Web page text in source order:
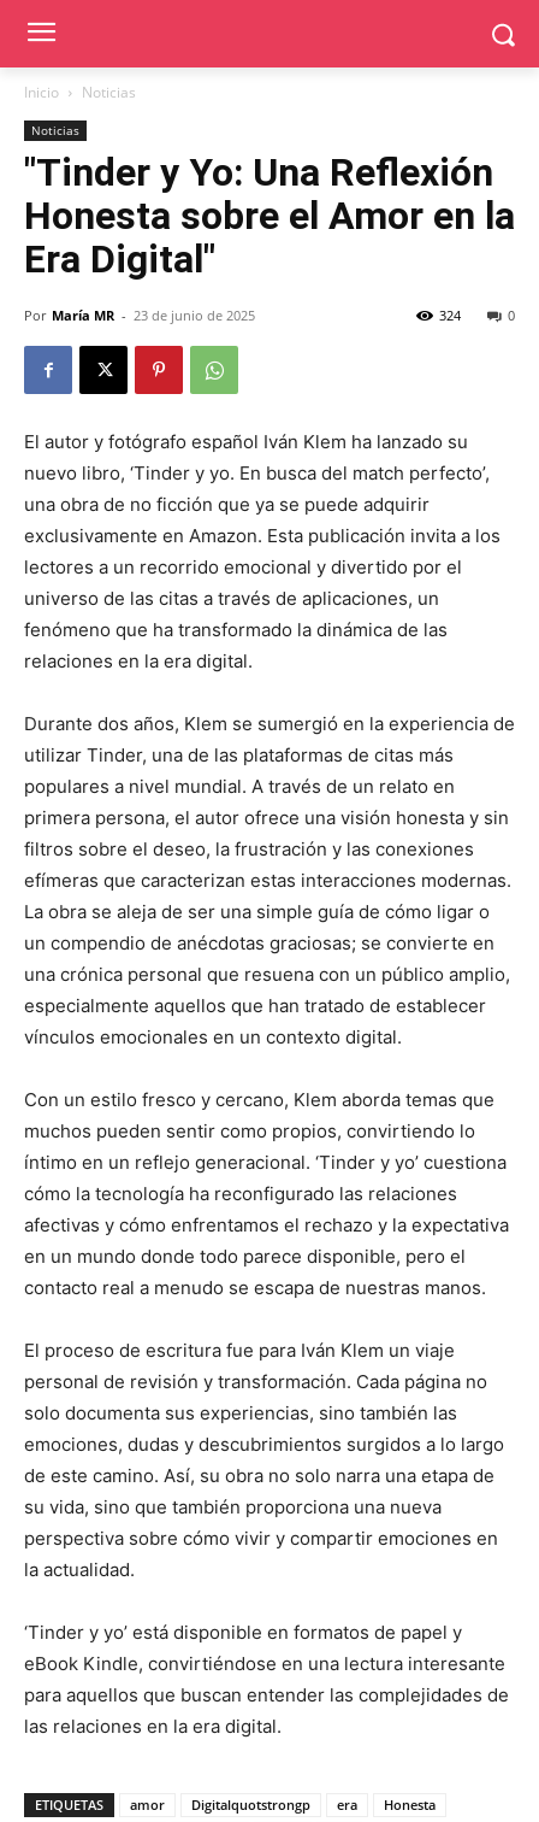
Inicio Noticias
Noticias
"Tinder y Yo: Una Reflexión
Honesta sobre el Amor en la
Era Digital"
Por María MR - 23 de junio de 2025 0
324
El autor y fotógrafo español Iván Klem ha lanzado su
nuevo libro, ‘Tinder y yo. En busca del match perfecto’,
una obra de no ficción que ya se puede adquirir
exclusivamente en Amazon. Esta publicación invita a los
lectores a un recorrido emocional y divertido por el
universo de las citas a través de aplicaciones, un
fenómeno que ha transformado la dinámica de las
relaciones en la era digital.
Durante dos años, Klem se sumergió en la experiencia de
utilizar Tinder, una de las plataformas de citas más
populares a nivel mundial. A través de un relato en
primera persona, el autor ofrece una visión honesta y sin
filtros sobre el deseo, la frustración y las conexiones
efímeras que caracterizan estas interacciones modernas.
La obra se aleja de ser una simple guía de cómo ligar o
un compendio de anécdotas graciosas; se convierte en
una crónica personal que resuena con un público amplio,
especialmente aquellos que han tratado de establecer
vínculos emocionales en un contexto digital.
Con un estilo fresco y cercano, Klem aborda temas que
muchos pueden sentir como propios, convirtiendo lo
íntimo en un reflejo generacional. ‘Tinder y yo’ cuestiona
cómo la tecnología ha reconfigurado las relaciones
afectivas y cómo enfrentamos el rechazo y la expectativa
en un mundo donde todo parece disponible, pero el
contacto real a menudo se escapa de nuestras manos.
El proceso de escritura fue para Iván Klem un viaje
personal de revisión y transformación. Cada página no
solo documenta sus experiencias, sino también las
emociones, dudas y descubrimientos surgidos a lo largo
de este camino. Así, su obra no solo narra una etapa de
su vida, sino que también proporciona una nueva
perspectiva sobre cómo vivir y compartir emociones en
la actualidad.
‘Tinder y yo’ está disponible en formatos de papel y
eBook Kindle, convirtiéndose en una lectura interesante
para aquellos que buscan entender las complejidades de
las relaciones en la era digital.
ETIQUETAS amor Digitalquotstrongp era
Honesta